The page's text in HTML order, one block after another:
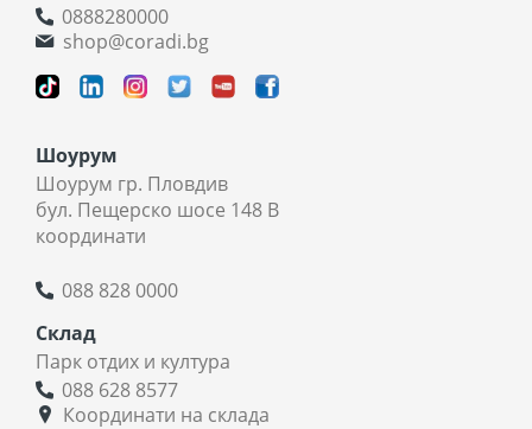
0888280000
shop@coradi.bg
Шоурум
Шоурум гр. Пловдив
бул. Пещерско шосе 148 В
координати
088 828 0000
Склад
Парк отдих и култура
088 628 8577
Координати на склада